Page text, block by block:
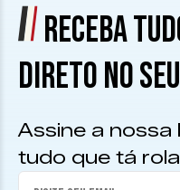
RECEBA
DIRETO NO
Assine a nossa
tudo que tá